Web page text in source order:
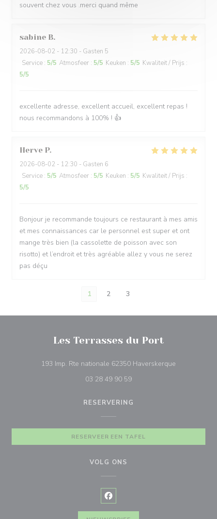
souvent chez vous .merci quand même
sabine B
2026-08-02 - 12:30 - Gasten 5
Service : 5/5 Atmosfeer : 5/5 Keuken : 5/5 Kwaliteit / Prijs :
5/5
excellente adresse, excellent accueil, excellent repas !
nous recommandons à 100% ! 👍
Herve P
2026-08-02 - 12:30 - Gasten 6
Service : 5/5 Atmosfeer : 5/5 Keuken : 5/5 Kwaliteit / Prijs :
5/5
Bonjour je recommande toujours ce restaurant à mes amis
et mes connaissances car le personnel est super et ont
mange très bien (la cassolette de poisson avec son
risotto) et l’endroit et très agréable allez y vous ne serez
pas déçu
1 2 3
Les Terrasses du Port
193 Imp. Rte nationale 62350 Haverskerque
03 28 49 90 59
RESERVERING
RESERVEER EEN TAFEL
VOLG ONS
Facebook ((opent in een nieuw